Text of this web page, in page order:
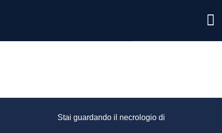
Stai guardando il necrologio di